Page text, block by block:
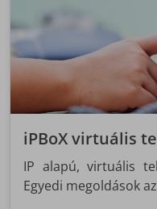
iPBoX virtuális
IP alapú, virtuális
Egyedi megoldások